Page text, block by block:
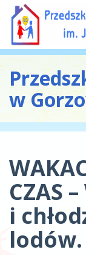
w
CZAS
i
lodów.